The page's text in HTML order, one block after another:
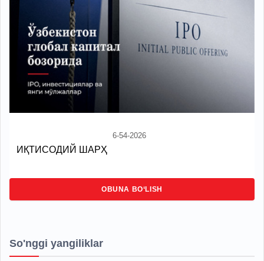
6-54-2026
ИҚТИСОДИЙ ШАРҲ
OBUNA BO‘LISH
So'nggi yangiliklar